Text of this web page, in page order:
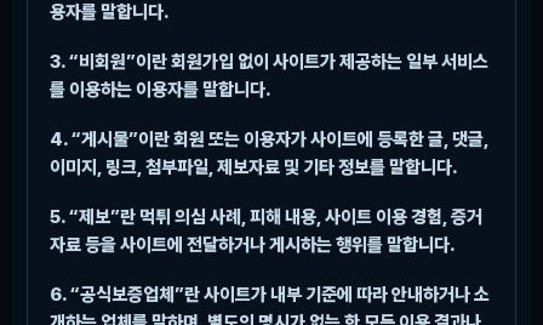
용자를 말합니다.
3. “비회원”이란 회원가입 없이 사이트가 제공하는 일부 서비스
를 이용하는 이용자를 말합니다.
4. “게시물”이란 회원 또는 이용자가 사이트에 등록한 글, 댓글,
이미지, 링크, 첨부파일, 제보자료 및 기타 정보를 말합니다.
5. “제보”란 먹튀 의심 사례, 피해 내용, 사이트 이용 경험, 증거
자료 등을 사이트에 전달하거나 게시하는 행위를 말합니다.
6. “공식보증업체”란 사이트가 내부 기준에 따라 안내하거나 소